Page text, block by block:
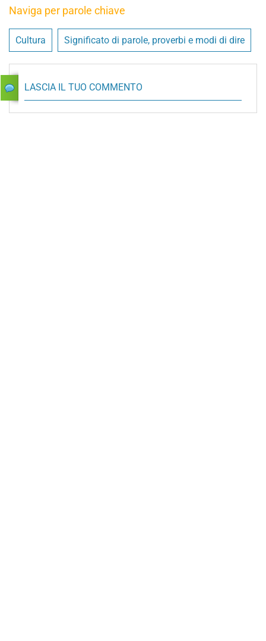
Naviga per parole chiave
Cultura Significato di parole, proverbi e modi di dire
LASCIA IL TUO COMMENTO